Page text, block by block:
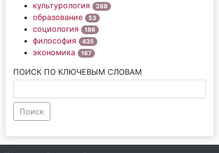
культурология 268
образование 53
социология 186
философия 435
экономика 167
ПОИСК ПО КЛЮЧЕВЫМ СЛОВАМ
Поиск